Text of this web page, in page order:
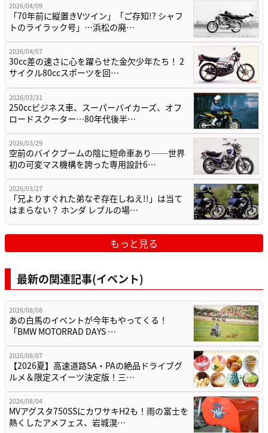
2026/04/09
「70年前に縦置きVツイン」「ご存知!? シャフ
トのライラック号」…浜松の廃…
2026/04/07
30cc差の速さに心を躍らせた金欠少年たち！ 2
サイクル80ccスポーツを回…
2026/03/31
250ccビジネス車、スーパーバイカーズ、オフ
ロードスクーター…80年代後半…
2026/03/29
空前のバイクブームの陰に短命車あり──世界
初の可変マス機構を誇った専用設計6…
2026/03/27
「兄よりすぐれた弟なぞ存在しねえ!!」は当て
はまらない？ ホンダ レブルの場…
もっと見る
最新の関連記事(イベント)
2026/08/08
あの白馬のイベントが今年もやってくる！
「BMW MOTORRAD DAYS …
2026/08/07
【2026夏】高速道路SA・PAの絶品ドライブグ
ルメ＆限定スイーツ決定版！三…
2026/08/04
MVアグスタ750SSにカワサキH2も！雨の富士を
熱くしたアメフェス、岩城滉…